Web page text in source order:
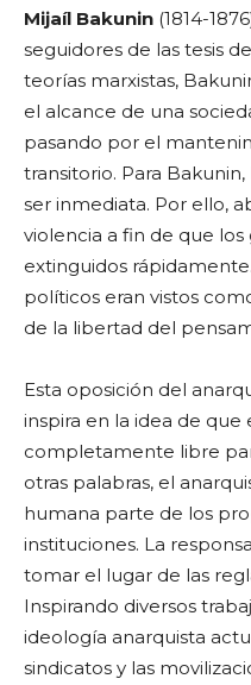
Mijaíl Bakunin (1814-
seguidores de las tesis
teorías marxistas,
el alcance de una
pasando por el
transitorio. Para
ser inmediata. Por ello,
violencia a fin de que
extinguidos
políticos eran vistos
de la libertad del
Esta oposición del
inspira en la idea de
completamente libre
otras palabras, el
humana parte de los
instituciones. La
tomar el lugar de las
Inspirando diversos
ideología anarquista
sindicatos y las